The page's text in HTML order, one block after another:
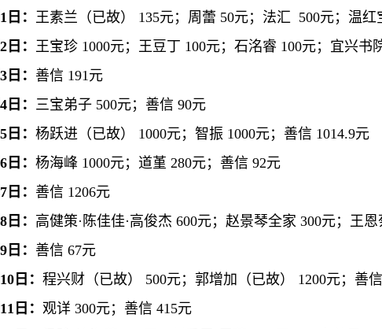
日： 王素兰（已故） 135元；周蕾 50元；法汇 500元；温红
日： 王宝珍 1000元；王豆丁 100元；石洺睿 100元；宜兴书
日： 善信 191元
日： 三宝弟子 500元；善信 90元
日： 杨跃进（已故） 1000元；智振 1000元；善信 1014.9元
日： 杨海峰 1000元；道堇 280元；善信 92元
日： 善信 1206元
日： 高健策·陈佳佳·高俊杰 600元；赵景琴全家 300元；王
日： 善信 67元
日： 程兴财（已故） 500元；郭增加（已故） 1200元；善
日： 观详 300元；善信 415元